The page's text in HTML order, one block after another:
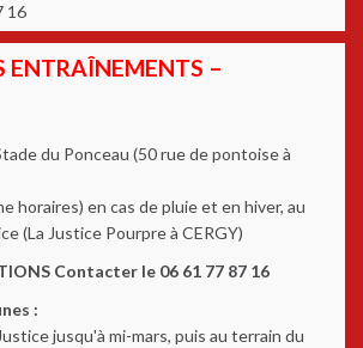
16
ENTRAÎNEMENTS –
du Ponceau (50 rue de pontoise à
horaires) en cas de pluie et en hiver, au
(La Justice Pourpre à CERGY)
Contacter le 06 61 77 87 16
:
jusqu'à mi-mars, puis au terrain du